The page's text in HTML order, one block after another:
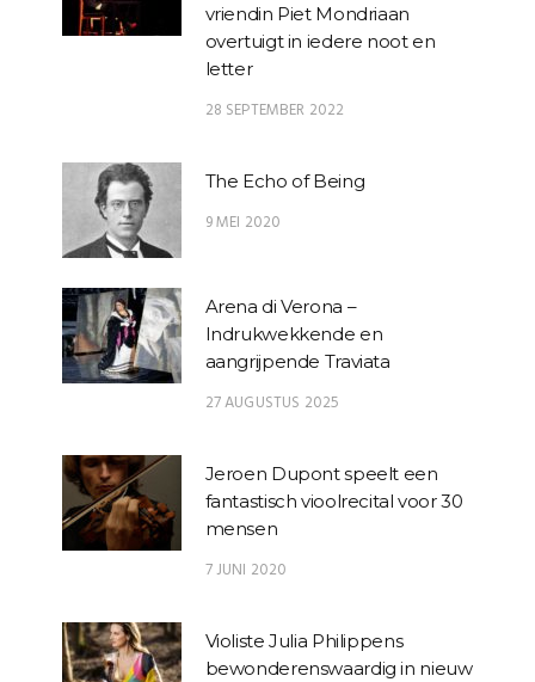
vriendin Piet Mondriaan
overtuigt in iedere noot en
letter
28 SEPTEMBER 2022
The Echo of Being
9 MEI 2020
Arena di Verona –
Indrukwekkende en
aangrijpende Traviata
27 AUGUSTUS 2025
Jeroen Dupont speelt een
fantastisch vioolrecital voor 30
mensen
7 JUNI 2020
Violiste Julia Philippens
bewonderenswaardig in nieuw